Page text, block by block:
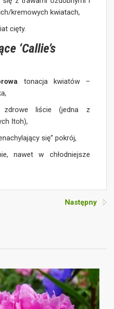
kremowych kwiatach,
cięty.
‘Callie’s
tonacja kwiatów –
zdrowe liście (jedna z
Itoh),
się” pokrój,
nawet w chłodniejsze
Następny